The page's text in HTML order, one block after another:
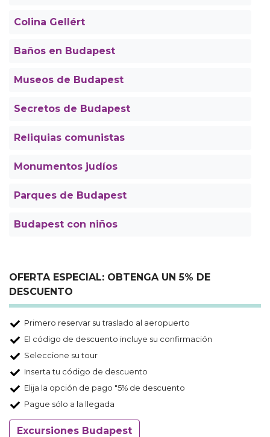
Colina Gellért
Baños en Budapest
Museos de Budapest
Secretos de Budapest
Reliquias comunistas
Monumentos judíos
Parques de Budapest
Budapest con niños
OFERTA ESPECIAL: OBTENGA UN 5% DE
DESCUENTO
Primero reservar su traslado al aeropuerto
El código de descuento incluye su confirmación
Seleccione su tour
Inserta tu código de descuento
Elija la opción de pago "5% de descuento
Pague sólo a la llegada
Excursiones Budapest